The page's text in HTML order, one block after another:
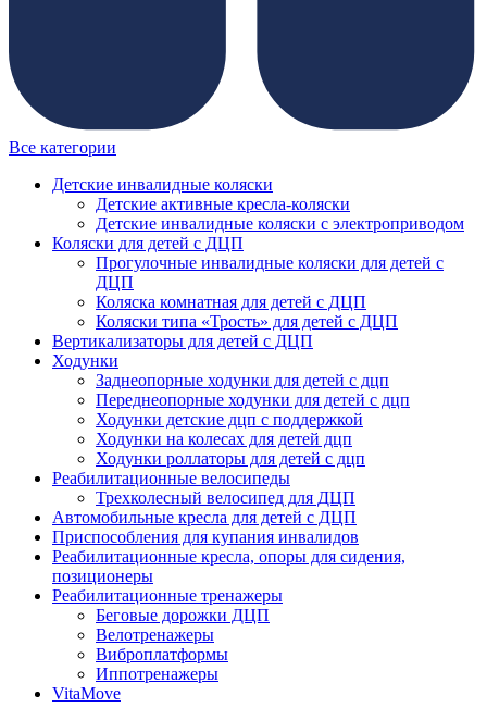
Все категории
Детские инвалидные коляски
Детские активные кресла-коляски
Детские инвалидные коляски с электроприводом
Коляски для детей с ДЦП
Прогулочные инвалидные коляски для детей с
ДЦП
Коляска комнатная для детей с ДЦП
Коляски типа «Трость» для детей с ДЦП
Вертикализаторы для детей с ДЦП
Ходунки
Заднеопорные ходунки для детей с дцп
Переднеопорные ходунки для детей с дцп
Ходунки детские дцп с поддержкой
Ходунки на колесах для детей дцп
Ходунки роллаторы для детей с дцп
Реабилитационные велосипеды
Трехколесный велосипед для ДЦП
Автомобильные кресла для детей с ДЦП
Приспособления для купания инвалидов
Реабилитационные кресла, опоры для сидения,
позиционеры
Реабилитационные тренажеры
Беговые дорожки ДЦП
Велотренажеры
Виброплатформы
Иппотренажеры
VitaMove